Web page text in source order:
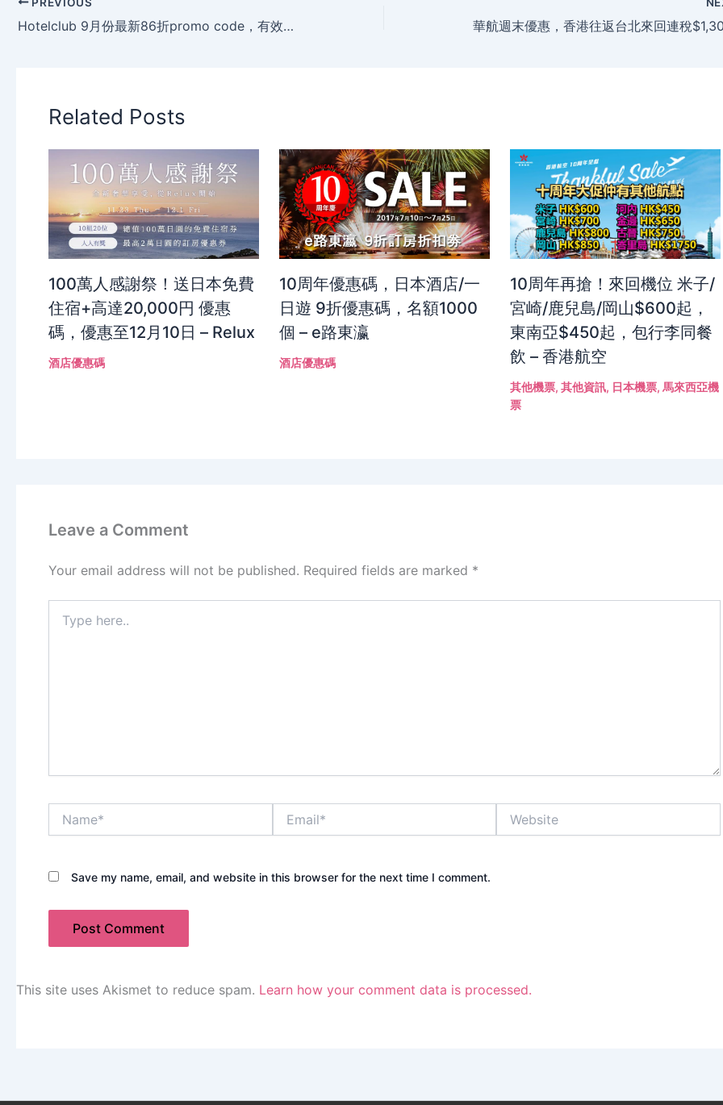
Hotelclub 9月份最新86折promo code，有效期至2014年9月30日。
Related Posts
100萬人感謝祭！送日本免費
住宿+高達20,000円 優惠
碼，優惠至12月10日 – Relux
酒店優惠碼
10周年優惠碼，日本酒店/一
日遊 9折優惠碼，名額1000
個 – e路東瀛
酒店優惠碼
10周年再搶！來回機位 米子/
宮崎/鹿兒島/岡山$600起，
東南亞$450起，包行李同餐
飲 – 香港航空
其他機票, 其他資訊, 日本機票, 馬來西亞機
票
Leave a Comment
Your email address will not be published. Required fields are marked *
here..
Save my name, email, and website in this browser for the next time I comment.
This site uses Akismet to reduce spam. Learn how your comment data is processed.